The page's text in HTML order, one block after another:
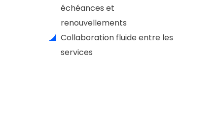
échéances et
renouvellements
Collaboration fluide entre les
services